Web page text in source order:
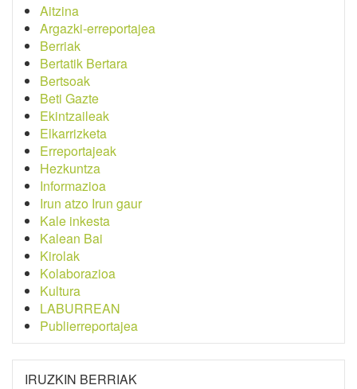
Aitzina
Argazki-erreportajea
Berriak
Bertatik Bertara
Bertsoak
Beti Gazte
Ekintzaileak
Elkarrizketa
Erreportajeak
Hezkuntza
Informazioa
Irun atzo Irun gaur
Kale inkesta
Kalean Bai
Kirolak
Kolaborazioa
Kultura
LABURREAN
Publierreportajea
IRUZKIN BERRIAK